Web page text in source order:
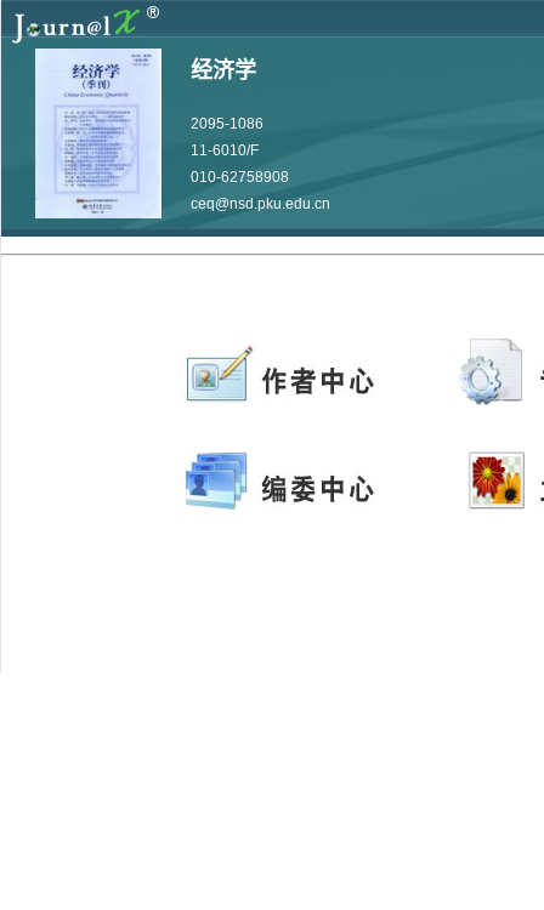
经济学
2095-1086
11-6010/F
010-62758908
ceq@nsd.pku.edu.cn